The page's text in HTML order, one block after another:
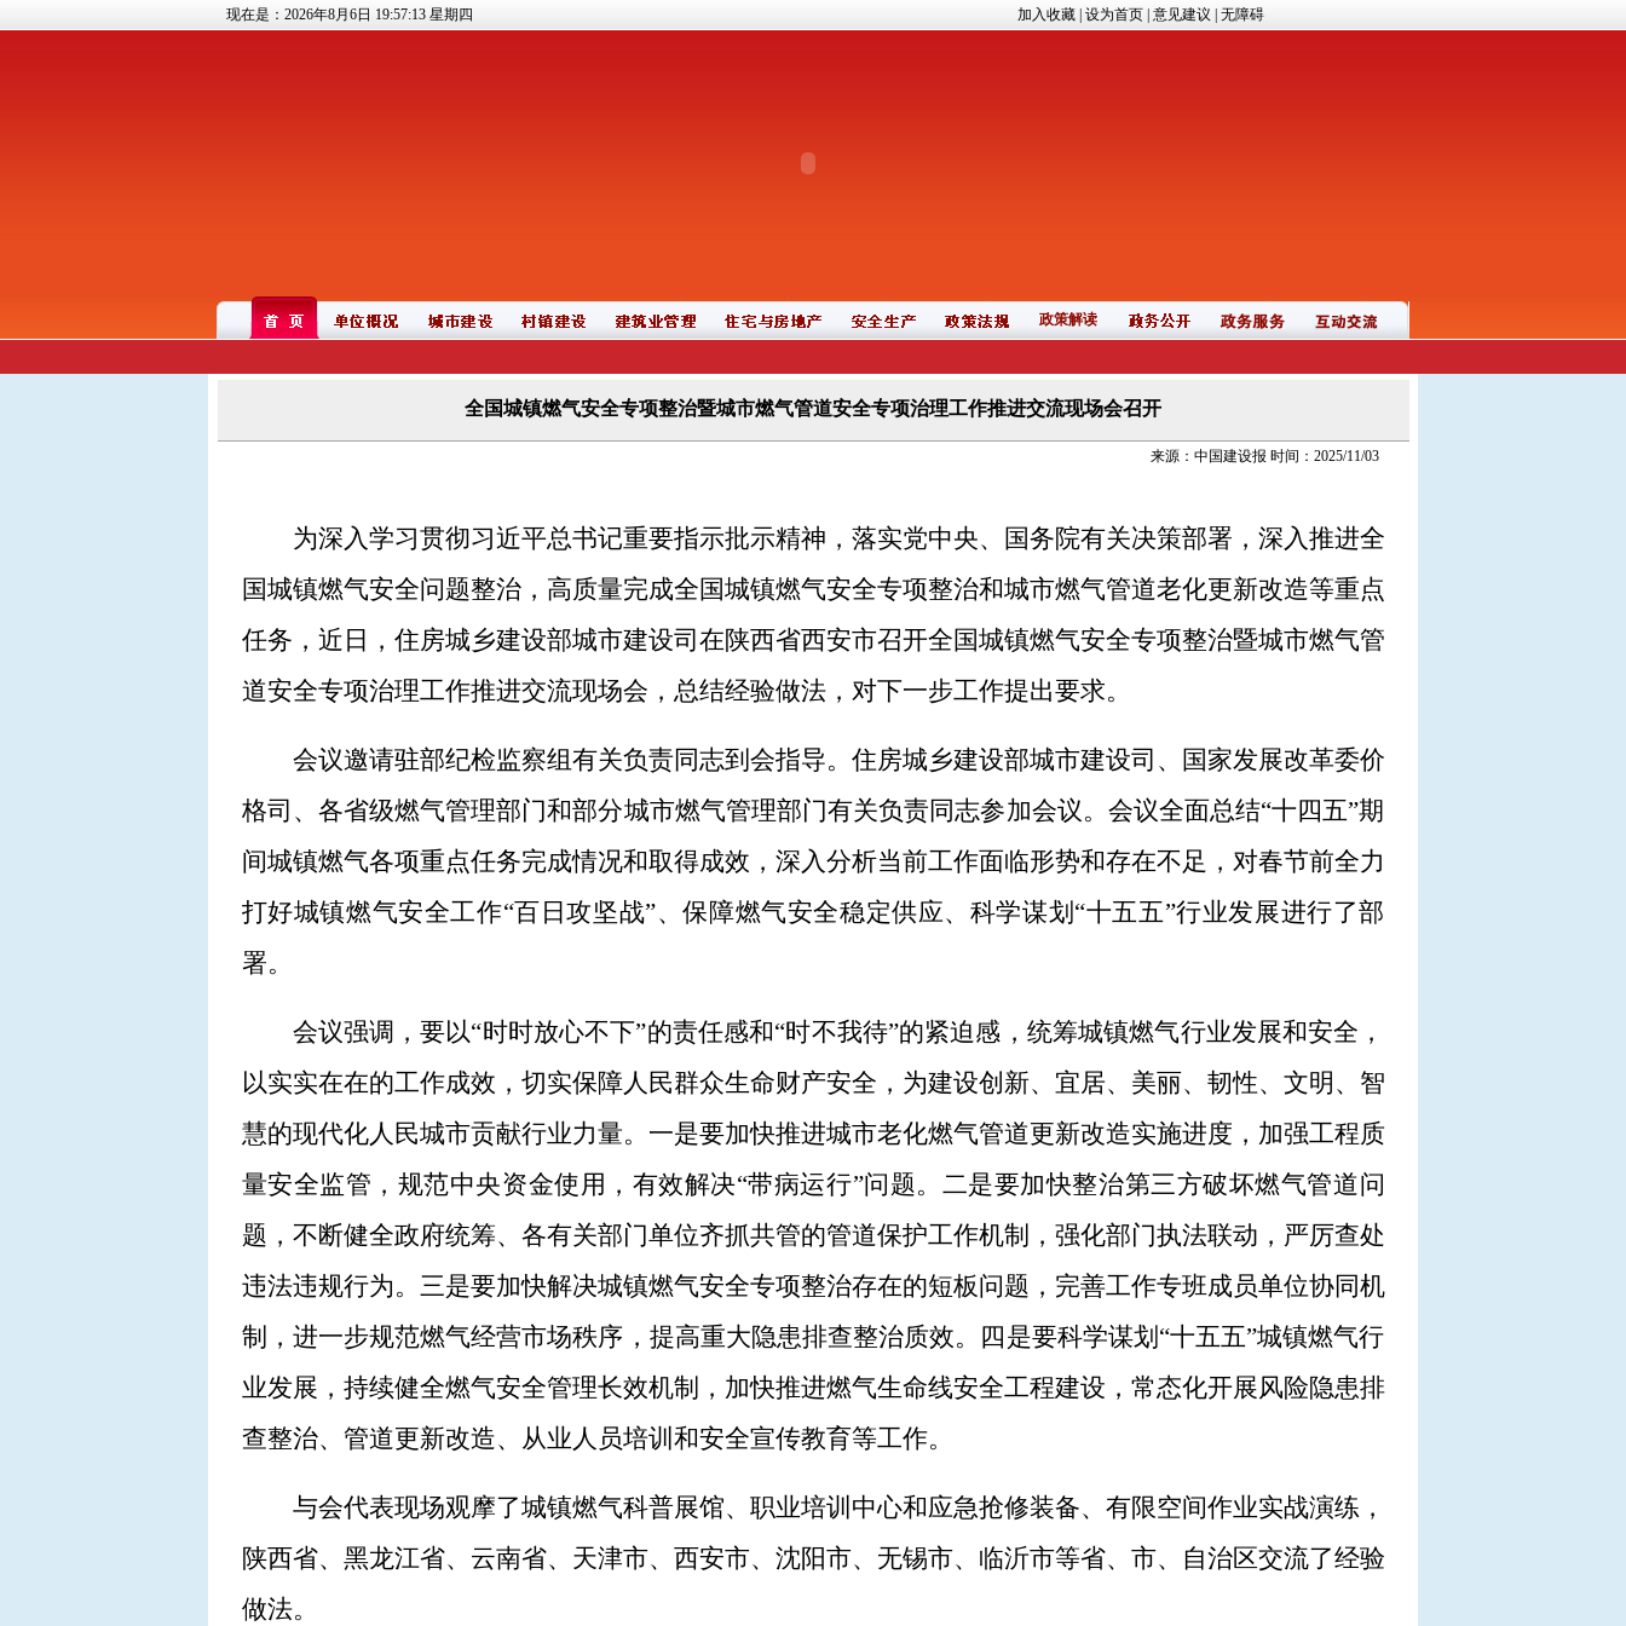
现在是：2026年8月6日 19:57:13 星期四 加入收藏 设为首页 意见建议 无障碍
政策解读
全国城镇燃气安全专项整治暨城市燃气管道安全专项治理工作推进交流现场会召开
来源：中国建设报 时间：2025/11/03
为深入学习贯彻习近平总书记重要指示批示精神，落实党中央、国务院有关决策部署，深入推进全
国城镇燃气安全问题整治，高质量完成全国城镇燃气安全专项整治和城市燃气管道老化更新改造等重点
任务，近日，住房城乡建设部城市建设司在陕西省西安市召开全国城镇燃气安全专项整治暨城市燃气管
道安全专项治理工作推进交流现场会，总结经验做法，对下一步工作提出要求。
会议邀请驻部纪检监察组有关负责同志到会指导。住房城乡建设部城市建设司、国家发展改革委价
格司、各省级燃气管理部门和部分城市燃气管理部门有关负责同志参加会议。会议全面总结“十四五”期
间城镇燃气各项重点任务完成情况和取得成效，深入分析当前工作面临形势和存在不足，对春节前全力
打好城镇燃气安全工作“百日攻坚战”、保障燃气安全稳定供应、科学谋划“十五五”行业发展进行了部
署。
会议强调，要以“时时放心不下”的责任感和“时不我待”的紧迫感，统筹城镇燃气行业发展和安全，
以实实在在的工作成效，切实保障人民群众生命财产安全，为建设创新、宜居、美丽、韧性、文明、智
慧的现代化人民城市贡献行业力量。一是要加快推进城市老化燃气管道更新改造实施进度，加强工程质
量安全监管，规范中央资金使用，有效解决“带病运行”问题。二是要加快整治第三方破坏燃气管道问
题，不断健全政府统筹、各有关部门单位齐抓共管的管道保护工作机制，强化部门执法联动，严厉查处
违法违规行为。三是要加快解决城镇燃气安全专项整治存在的短板问题，完善工作专班成员单位协同机
制，进一步规范燃气经营市场秩序，提高重大隐患排查整治质效。四是要科学谋划“十五五”城镇燃气行
业发展，持续健全燃气安全管理长效机制，加快推进燃气生命线安全工程建设，常态化开展风险隐患排
查整治、管道更新改造、从业人员培训和安全宣传教育等工作。
与会代表现场观摩了城镇燃气科普展馆、职业培训中心和应急抢修装备、有限空间作业实战演练，
陕西省、黑龙江省、云南省、天津市、西安市、沈阳市、无锡市、临沂市等省、市、自治区交流了经验
做法。